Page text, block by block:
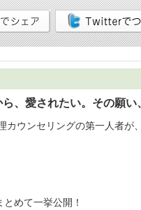
、愛されたい。その願い
ウンセリングの第一人者が
めて一挙公開！